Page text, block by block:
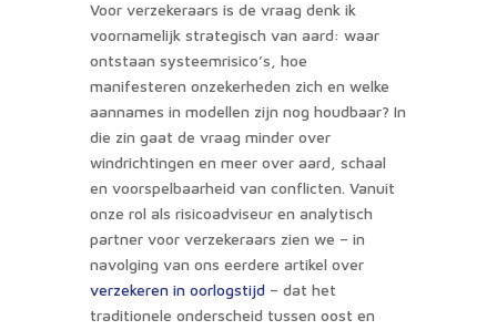
Voor verzekeraars is de vraag denk ik
voornamelijk strategisch van aard: waar
ontstaan systeemrisico’s, hoe
manifesteren onzekerheden zich en welke
aannames in modellen zijn nog houdbaar? In
die zin gaat de vraag minder over
windrichtingen en meer over aard, schaal
en voorspelbaarheid van conflicten. Vanuit
onze rol als risicoadviseur en analytisch
partner voor verzekeraars zien we – in
navolging van ons eerdere artikel over
verzekeren in oorlogstijd– dat het
traditionele onderscheid tussen oost en